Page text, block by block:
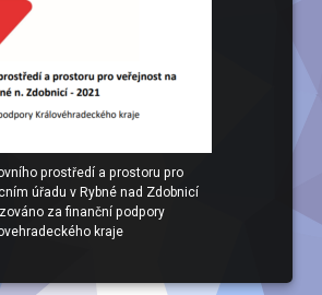
prostředí a prostoru pro
úřadu v Rybné nad Zdobnicí
za finanční podpory
kraje